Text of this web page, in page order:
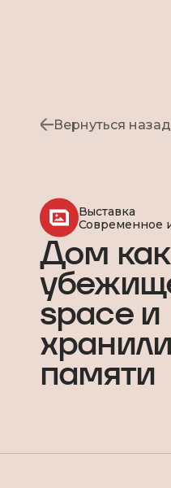
Вернуться назад
Выставка
Современное
Дом как
space и
памяти